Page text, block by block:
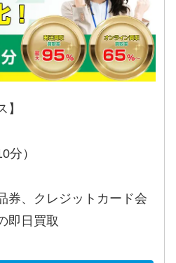
】
分）
券、クレジットカード会
即日買取